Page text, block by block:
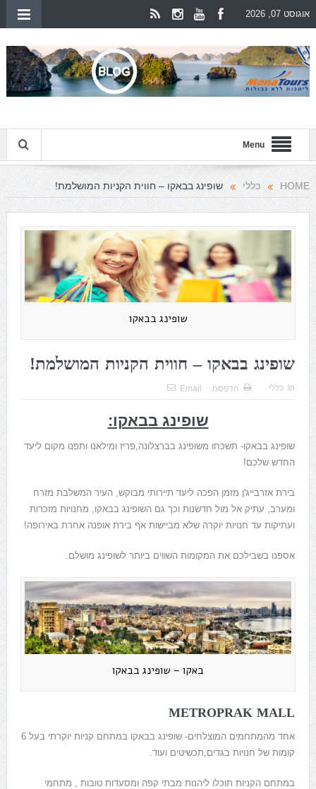
אוגוסט 07, 2026
Menu
HOME כללי שופינג בבאקו – חווית הקניות המושלמת!
שופינג בבאקו
שופינג בבאקו – חווית הקניות המושלמת!
In: כללי הדפסה Email
שופינג בבאקו:
שופינג בבאקו- תשכחו משופינג בברצלונה,פריז ומילאנו ותפנו מקום ליעד
החדש שלכם!
בירת אזרבייג'ן מזמן הפכה ליעד תיירותי מבוקש, העיר המשלבת מזרח
ומערב, עתיק אל מול חדשנות וכך גם השופינג בבאקו, מחנויות מזכרות
ועתיקות עד חנויות יוקרה שלא מביישות אף בירת אופנה אחרת באירופה!
אספנו בשבילכם את המקומות השווים ביותר לשופינג מושלם.
באקו – שופינג בבאקו
METROPRAK MALL
אחד מהמתחמים המוצלחים- שופינג בבאקו במתחם קניות יוקרתי בעל 6
קומות של חנויות בגדים,תכשיטים ועוד.
במתחם הקניות תוכלו ליהנות מבתי קפה ומסעדות טובות , מתחמי